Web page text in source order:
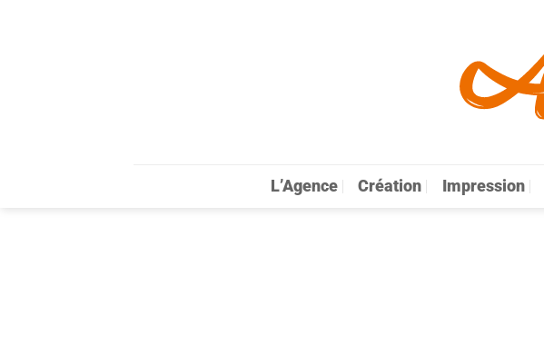
L’Agence Création Impression